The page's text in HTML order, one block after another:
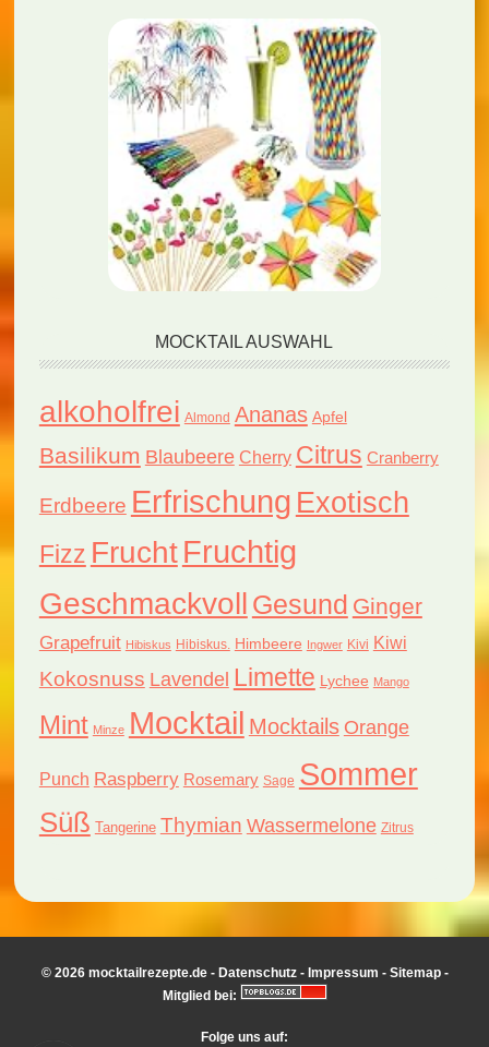
MOCKTAIL AUSWAHL
alkoholfrei Almond Ananas Apfel
Basilikum Blaubeere Cherry Citrus Cranberry
Erdbeere Erfrischung Exotisch
Fizz FruchtFruchtig
Geschmackvoll Gesund Ginger
Grapefruit Hibiskus Hibiskus. Himbeere Ingwer Kivi Kiwi
Kokosnuss Lavendel Limette Lychee Mango
Mint Minze Mocktail Mocktails Orange
Punch Raspberry Rosemary Sage Sommer
Süß Tangerine Thymian Wassermelone Zitrus
© 2026 mocktailrezepte.de - Datenschutz- Impressum - Sitemap-
Mitglied bei:
Folge uns auf: